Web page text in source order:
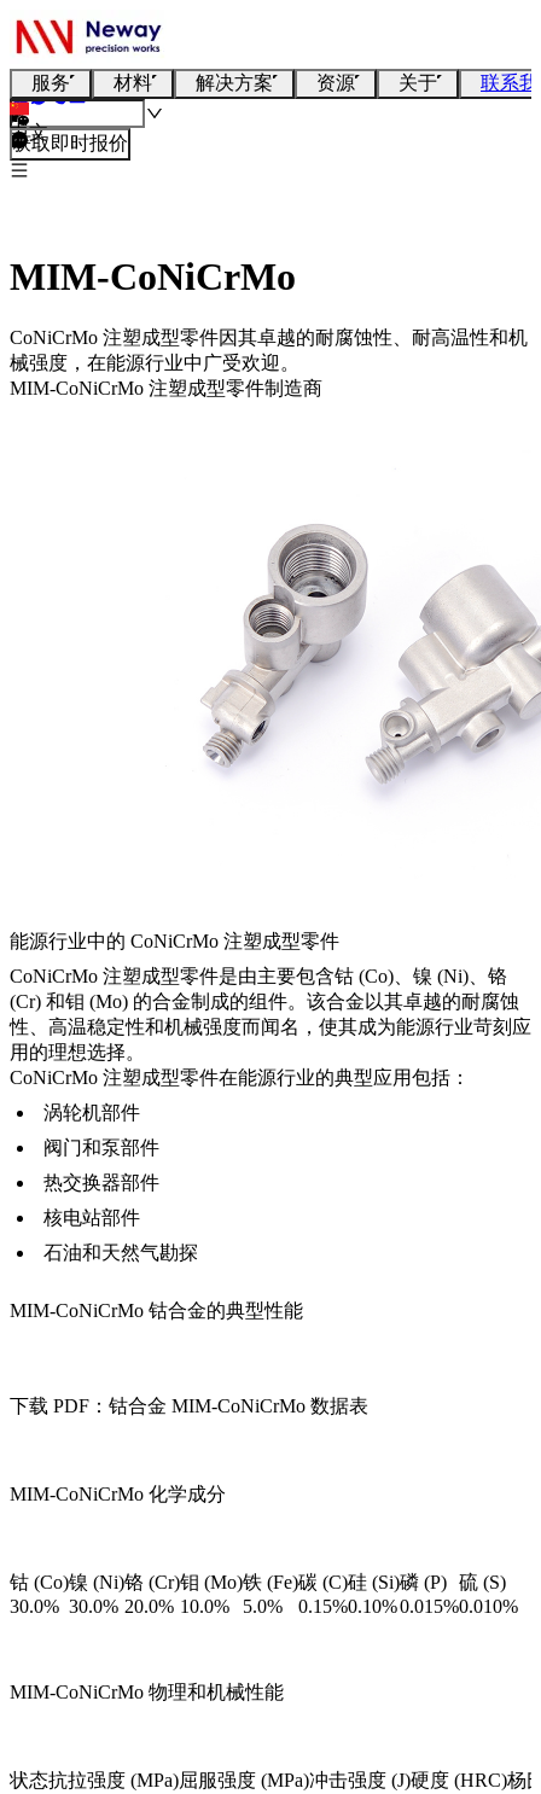
服务 材料 解决方案 资源 关于 联系
中文
获取即时报价
MIM-CoNiCrMo
CoNiCrMo 注塑成型零件因其卓越的耐腐蚀性、耐高温性和机
械强度，在能源行业中广受欢迎。
MIM-CoNiCrMo 注塑成型零件制造商
能源行业中的 CoNiCrMo 注塑成型零件
CoNiCrMo 注塑成型零件是由主要包含钴 (Co)、镍 (Ni)、铬
(Cr) 和钼 (Mo) 的合金制成的组件。该合金以其卓越的耐腐蚀
性、高温稳定性和机械强度而闻名，使其成为能源行业苛刻应
用的理想选择。
CoNiCrMo 注塑成型零件在能源行业的典型应用包括：
涡轮机部件
阀门和泵部件
热交换器部件
核电站部件
石油和天然气勘探
MIM-CoNiCrMo 钴合金的典型性能
下载 PDF：钴合金 MIM-CoNiCrMo 数据表
MIM-CoNiCrMo 化学成分
钴 (Co)镍 (Ni)铬 (Cr)钼 (Mo)铁 (Fe)碳 (C)硅 (Si)磷 (P) 硫 (S)
30.0% 30.0% 20.0% 10.0% 5.0% 0.15%0.10%0.015%0.010%
MIM-CoNiCrMo 物理和机械性能
状态抗拉强度 (MPa)屈服强度 (MPa)冲击强度 (J)硬度 (HRC)杨